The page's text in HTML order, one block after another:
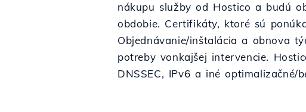
nákupu služby od Hostico a budú
obdobie. Certifikáty, ktoré sú
Objednávanie/inštalácia a obnova
potreby vonkajšej intervencie.
DNSSEC, IPv6 a iné optimalizačné/